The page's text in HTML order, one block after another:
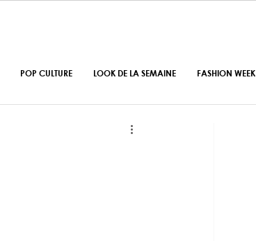
POP CULTURE LOOK DE LA SEMAINE FASHION WEEK